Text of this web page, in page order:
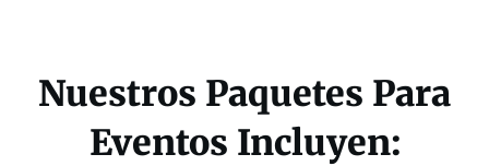
Nuestros Paquetes Para
Eventos Incluyen: